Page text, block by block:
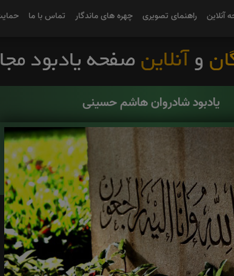
آنلاین راهنمای تصویری چهره های ماندگار تماس با ما
یادبود شادروان هاشم حسینی